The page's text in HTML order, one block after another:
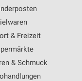
& Freizeit
& Schmuck